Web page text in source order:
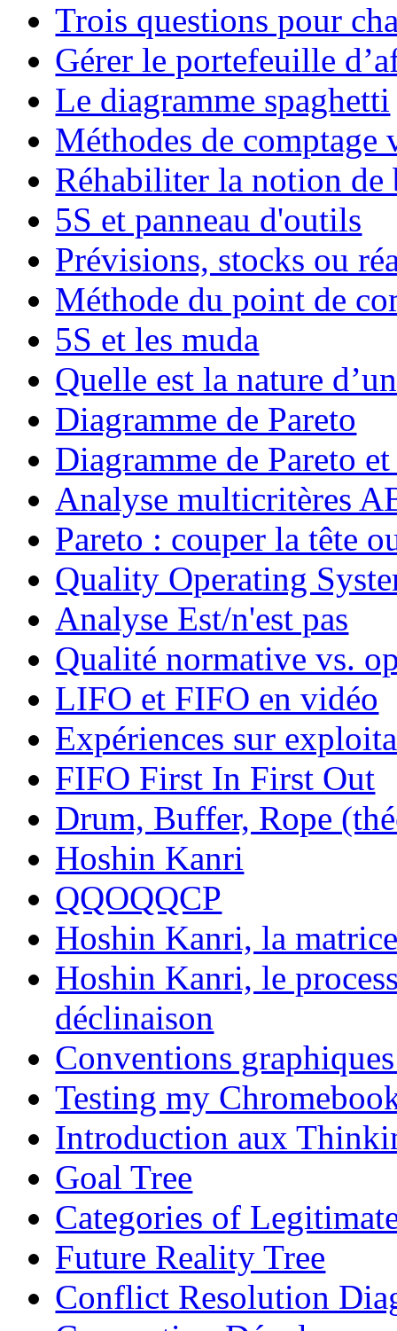
Trois questions pour
Gérer le portefeuille
Le diagramme spaghetti
Méthodes de comptage
Réhabiliter la notion de
5S et panneau d'outils
Prévisions, stocks ou
Méthode du point de
5S et les muda
Quelle est la nature
Diagramme de Pareto
Diagramme de Pareto
Analyse multicritères
Pareto : couper la tête
Quality Operating
Analyse Est/n'est pas
Qualité normative vs.
LIFO et FIFO en vidéo
Expériences sur
FIFO First In First Out
Drum, Buffer, Rope
Hoshin Kanri
QQOQQCP
Hoshin Kanri, la
Hoshin Kanri, le
déclinaison
Conventions
Testing my
Introduction aux
Goal Tree
Categories of
Future Reality Tree
Conflict Resolution